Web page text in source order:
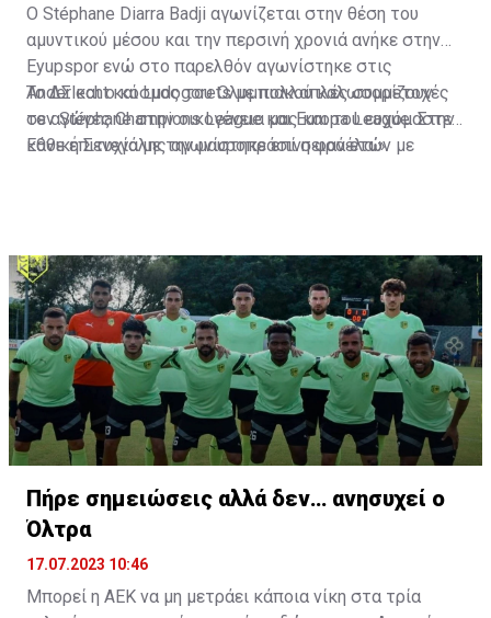
Ο Stéphane Diarra Badji αγωνίζεται στην θέση του
αμυντικού μέσου και την περσινή χρονιά ανήκε στην
Eyupspor ενώ στο παρελθόν αγωνίστηκε στις
Anderlecht και Ludogorets με πολλαπλές συμμετοχές
σε αγώνες Champions League και Europa League. Στην
Εθνική Σενεγάλης αγωνίστηκε επί σειρά ετών με
Το ΔΣ και ο κόσμος του Ολυμπιακού καλωσορίζουν
τον Stéphane στην οικογένεια μας και του ευχόμαστε
κάθε επιτυχία με την μαυροπράσινη φανέλα.»
Πήρε σημειώσεις αλλά δεν… ανησυχεί ο
Όλτρα
17.07.2023 10:46
Μπορεί η ΑΕΚ να μη μετράει κάποια νίκη στα τρία